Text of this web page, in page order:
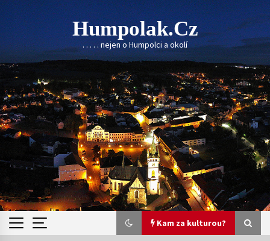
Skip
to
content
Humpolak.cz
. . . . . nejen o Humpolci a okolí
Kam za kulturou?